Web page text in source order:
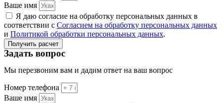
Ваше имя
Я даю согласие на обработку персональных данных в
соответствии с Согласием на обработку персональных данных
и Политикой обработки персональных данных.
Получить расчет
Задать вопрос
Мы перезвоним вам и дадим ответ на ваш вопрос
Номер телефона
Ваше имя